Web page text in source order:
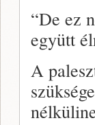
“De ez
együtt
A